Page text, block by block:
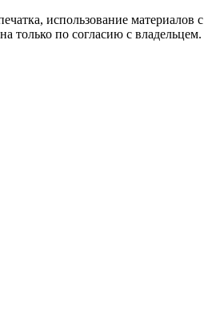
использование материалов с
только по согласию с владельцем.